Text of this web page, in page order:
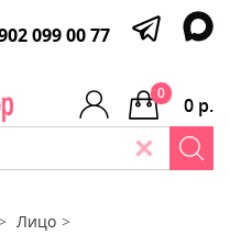
099 00 77
0 р.
0
Лицо